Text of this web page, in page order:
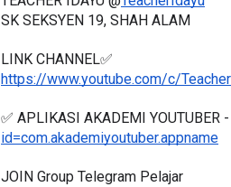
SK SEKSYEN 19, SHAH ALAM
LINK CHANNEL✅
https://www.youtube.com/c/
✅ APLIKASI AKADEMI YOUTUBER
id=com.akademiyoutuber.appname
JOIN Group Telegram Pelajar